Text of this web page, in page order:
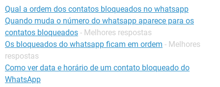
Qual a ordem dos contatos bloqueados no whatsapp
Quando muda o número do whatsapp aparece para os
contatos bloqueados - Melhores respostas
Os bloqueados do whatsapp ficam em ordem - Melhores
respostas
Como ver data e horário de um contato bloqueado do
WhatsApp